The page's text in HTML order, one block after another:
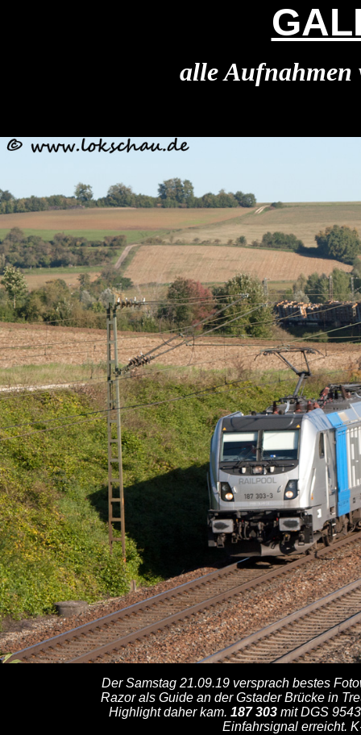
alle Aufnahmen
Der Samstag 21.09.19 versprach bestes
Razor als Guide an der Gstader Brücke in
Highlight daher kam. 187 303mit DGS
Einfahrsignal erreicht.